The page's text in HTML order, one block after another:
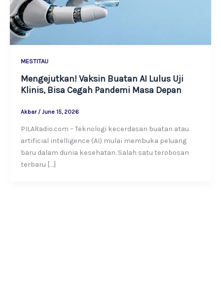
MESTITAU
Mengejutkan! Vaksin Buatan AI Lulus Uji
Klinis, Bisa Cegah Pandemi Masa Depan
Akbar / June 15, 2026
PILARadio.com – Teknologi kecerdasan buatan atau
artificial intelligence (AI) mulai membuka peluang
baru dalam dunia kesehatan. Salah satu terobosan
terbaru […]